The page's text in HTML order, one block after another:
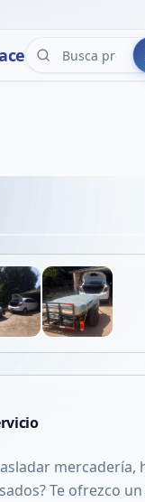
mercadería,
Te ofrezco